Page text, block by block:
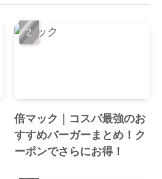
倍マック｜コスパ最強のお
すすめバーガーまとめ！ク
ーポンでさらにお得！